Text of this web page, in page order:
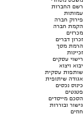
רשם החברות
עמותות
פירוק חברה
הקמת חברה
מכרזים
זכרון דברים
הרמת מסך
זכיינות
רישוי עסקים
יבוא ויצוא
שותפות עסקית
אגודה שיתופית
כינוס נכסים
פטנטים
הסכם מייסדים
גישור ובוררות
חוזים